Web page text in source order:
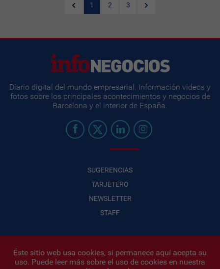
1 2 3
Diario digital del mundo empresarial. Información videos y
fotos sobre los principales acontecimientos y negocios de
Barcelona y el interior de España.
SUGERENCIAS
TARJETERO
NEWSLETTER
STAFF
Infonegocios 2026| INFONEGOCIOS S.A. · CUIT: 30710438486 |
Éste sitio web usa cookies, si permanece aquí acepta su
uso. Puede leer más sobre el uso de cookies en nuestra